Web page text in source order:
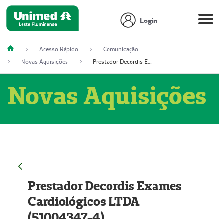
Login
Acesso Rápido
Comunicação
Novas Aquisições
Prestador Decordis Exames Cardiológicos LTDA (51004347-4)
Novas Aquisições
Prestador Decordis Exames
Cardiológicos LTDA